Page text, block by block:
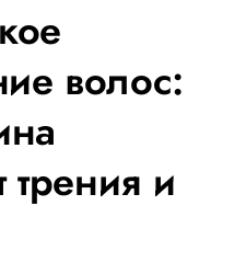
волос:
трения и